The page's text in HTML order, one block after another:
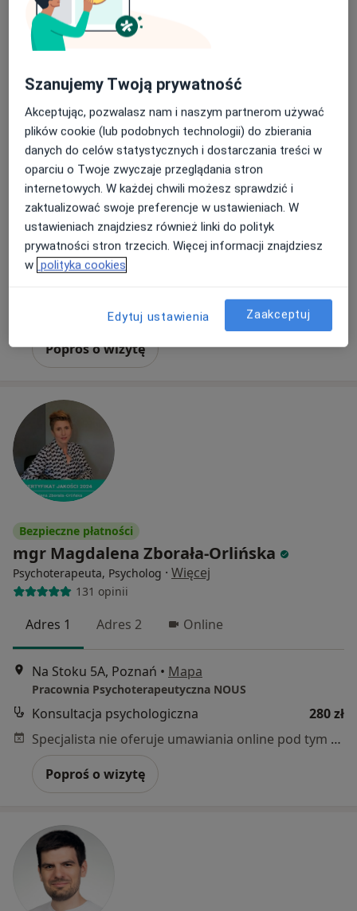
Bezpieczne płatności
mgr Barbara Sypniewska
Psycholog, Psycholog dziecięcy
2 opinie
Adres Online
Święty Marcin 11a, Poznań• Mapa
Gabinety Odyseja
Poproś o wizytę
Bezpieczne płatności
mgr Magdalena Zborała-Orlińska
Psychoterapeuta, Psycholog · Więcej
131 opinii
Adres 1 Adres 2 Online
Na Stoku 5A, Poznań • Mapa
Pracownia Psychoterapeutyczna NOUS
Konsultacja psychologiczna
280 zł
Specjalista nie oferuje umawiania online pod tym adresem.
Poproś o wizytę
Szanujemy Twoją prywatność
Akceptując, pozwalasz nam i naszym partnerom używać
plików cookie (lub podobnych technologii) do zbierania
danych do celów statystycznych i dostarczania treści w
oparciu o Twoje zwyczaje przeglądania stron
internetowych. W każdej chwili możesz sprawdzić i
zaktualizować swoje preferencje w ustawieniach. W
ustawieniach znajdziesz również linki do polityk
prywatności stron trzecich. Więcej informacji znajdziesz
w polityka cookies
Edytuj ustawienia Zaakceptuj